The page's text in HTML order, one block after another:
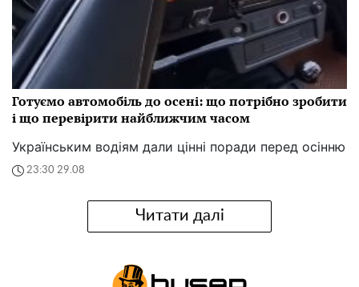
Готуємо автомобіль до осені: що потрібно зробити
і що перевірити найближчим часом
Українським водіям дали цінні поради перед осінню
23:30 29.08
Читати далі